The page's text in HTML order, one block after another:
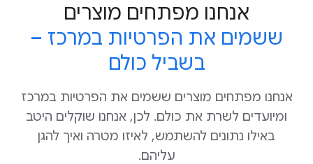
אנחנו מפתחים מוצרים
ששמים את הפרטיות במרכז –
בשביל כולם
אנחנו מפתחים מוצרים ששמים את הפרטיות במרכז
ומיועדים לשרת את כולם. לכן, אנחנו שוקלים היטב
באילו נתונים להשתמש, לאיזו מטרה ואיך להגן
עליהם.